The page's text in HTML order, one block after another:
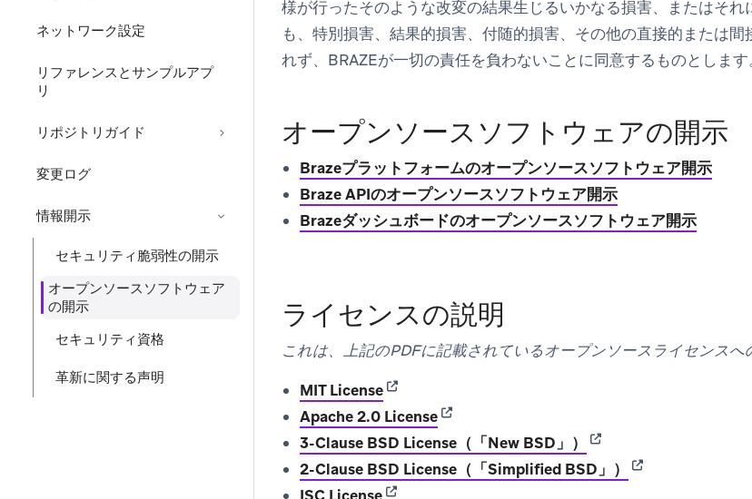
ネットワーク設定
リファレンスとサンプルアプ
リ
リポジトリガイド
変更ログ
情報開示
セキュリティ脆弱性の開示
オープンソースソフトウェア
の開示
セキュリティ資格
革新に関する声明
様が行ったそのような改変の結果生じるいかなる損害、またはそ
も、特別損害、結果的損害、付随的損害、その他の直接的または
れず、BRAZEが一切の責任を負わないことに同意するものとします
オープンソースソフトウェアの開示
Brazeプラットフォームのオープンソースソフトウェア開示
Braze APIのオープンソースソフトウェア開示
Brazeダッシュボードのオープンソースソフトウェア開示
ライセンスの説明
これは、上記のPDFに記載されているオープンソースライセンスへ
MIT License(opens in new tab)
Apache 2.0 License(opens in new tab)
3-Clause BSD License（「New BSD」）
(opens in new tab)
2-Clause BSD License（「Simplified BSD」）
(opens in new tab)
(opens in new tab)